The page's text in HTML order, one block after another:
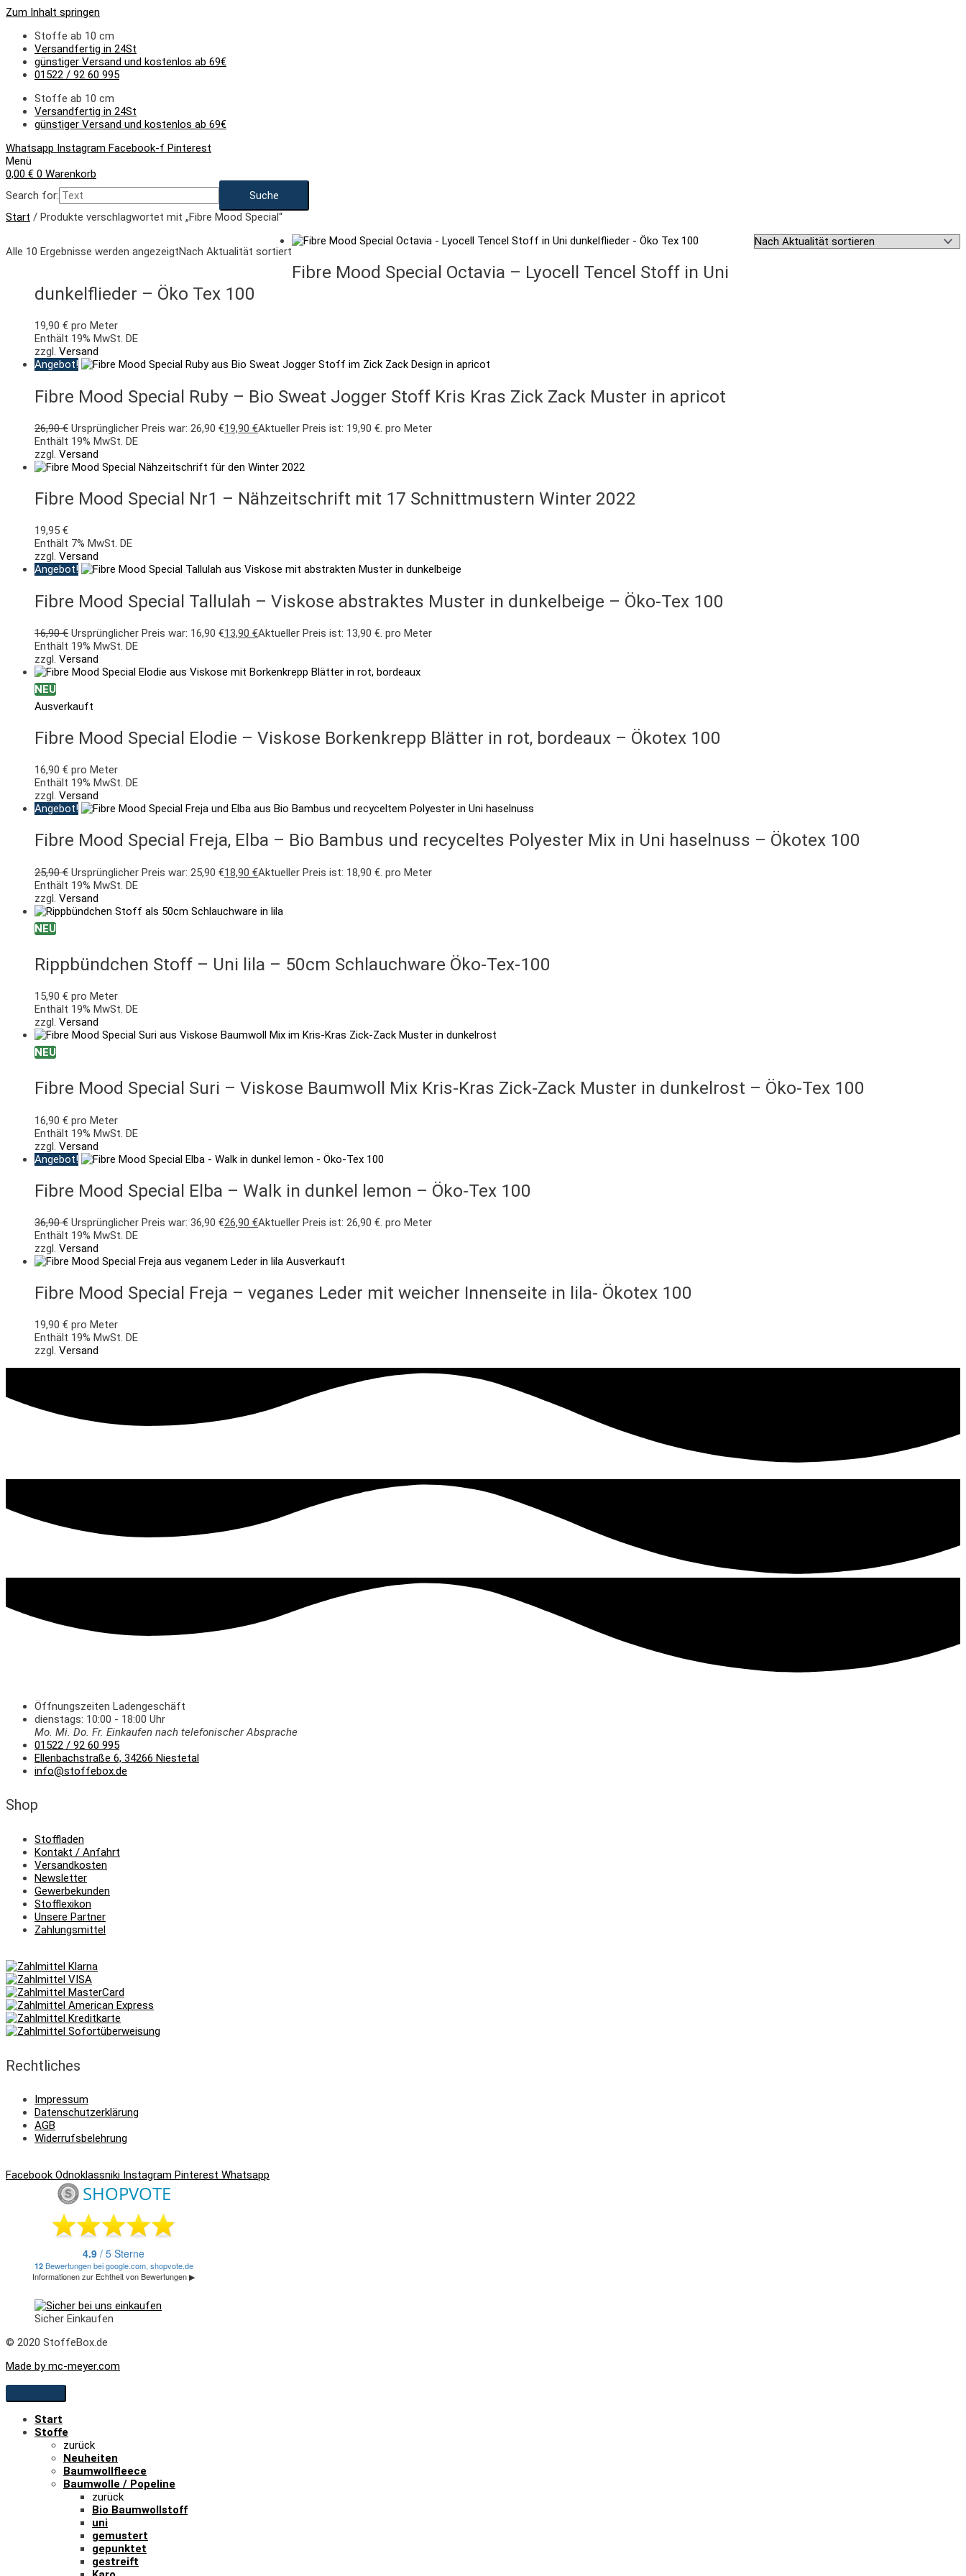
Zum Inhalt springen
Stoffe ab 10 cm
Versandfertig in 24St
günstiger Versand und kostenlos ab 69€
01522 / 92 60 995
Stoffe ab 10 cm
Versandfertig in 24St
günstiger Versand und kostenlos ab 69€
Whatsapp Instagram Facebook-f Pinterest
Menü
0,00 € 0 Warenkorb
Search for:
Start / Produkte verschlagwortet mit „Fibre Mood Special“
Alle 10 Ergebnisse werden angezeigtNach Aktualität sortiert
Fibre Mood Special Octavia – Lyocell Tencel Stoff in Uni
dunkelflieder – Öko Tex 100
19,90 € pro Meter
Enthält 19% MwSt. DE
zzgl. Versand
Angebot!
Fibre Mood Special Ruby – Bio Sweat Jogger Stoff Kris Kras Zick Zack Muster in apricot
26,90€ Ursprünglicher Preis war: 26,90 €19,90 €Aktueller Preis ist: 19,90 €. pro Meter
Enthält 19% MwSt. DE
zzgl. Versand
Fibre Mood Special Nr1 – Nähzeitschrift mit 17 Schnittmustern Winter 2022
19,95 €
Enthält 7% MwSt. DE
zzgl. Versand
Angebot!
Fibre Mood Special Tallulah – Viskose abstraktes Muster in dunkelbeige – Öko-Tex 100
16,90€ Ursprünglicher Preis war: 16,90 €13,90 €Aktueller Preis ist: 13,90 €. pro Meter
Enthält 19% MwSt. DE
zzgl. Versand
NEU
Ausverkauft
Fibre Mood Special Elodie – Viskose Borkenkrepp Blätter in rot, bordeaux – Ökotex 100
16,90 € pro Meter
Enthält 19% MwSt. DE
zzgl. Versand
Angebot!
Fibre Mood Special Freja, Elba – Bio Bambus und recyceltes Polyester Mix in Uni haselnuss – Ökotex 100
25,90€ Ursprünglicher Preis war: 25,90 €18,90 €Aktueller Preis ist: 18,90 €. pro Meter
Enthält 19% MwSt. DE
zzgl. Versand
NEU
Rippbündchen Stoff – Uni lila – 50cm Schlauchware Öko-Tex-100
15,90 € pro Meter
Enthält 19% MwSt. DE
zzgl. Versand
NEU
Fibre Mood Special Suri – Viskose Baumwoll Mix Kris-Kras Zick-Zack Muster in dunkelrost – Öko-Tex 100
16,90 € pro Meter
Enthält 19% MwSt. DE
zzgl. Versand
Angebot!
Fibre Mood Special Elba – Walk in dunkel lemon – Öko-Tex 100
36,90€ Ursprünglicher Preis war: 36,90 €26,90 €Aktueller Preis ist: 26,90 €. pro Meter
Enthält 19% MwSt. DE
zzgl. Versand
Ausverkauft
Fibre Mood Special Freja – veganes Leder mit weicher Innenseite in lila- Ökotex 100
19,90 € pro Meter
Enthält 19% MwSt. DE
zzgl. Versand
Öffnungszeiten Ladengeschäft
dienstags: 10:00 - 18:00 Uhr
Mo. Mi. Do. Fr. Einkaufen nach telefonischer Absprache
01522 / 92 60 995
Ellenbachstraße 6, 34266 Niestetal
info@stoffebox.de
Shop
Stoffladen
Kontakt / Anfahrt
Versandkosten
Newsletter
Gewerbekunden
Stofflexikon
Unsere Partner
Zahlungsmittel
Rechtliches
Impressum
Datenschutzerklärung
AGB
Widerrufsbelehrung
Facebook Odnoklassniki Instagram Pinterest Whatsapp
Sicher Einkaufen
© 2020 StoffeBox.de
Made by mc-meyer.com
Start
Stoffe
zurück
Neuheiten
Baumwollfleece
Baumwolle / Popeline
zurück
Bio Baumwollstoff
uni
gemustert
gepunktet
gestreift